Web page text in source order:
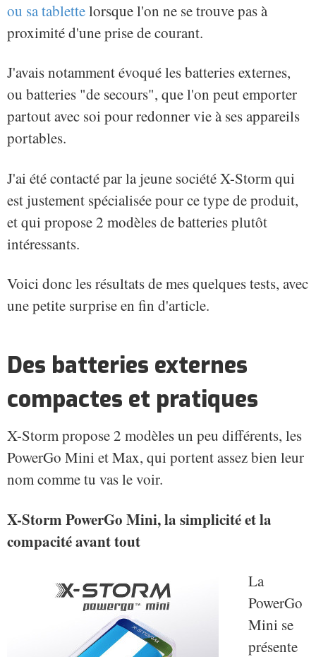
ou sa tablettelorsque l'on ne se trouve pas à
proximité d'une prise de courant.
J'avais notamment évoqué les batteries externes,
ou batteries "de secours", que l'on peut emporter
partout avec soi pour redonner vie à ses appareils
portables.
J'ai été contacté par la jeune société X-Storm qui
est justement spécialisée pour ce type de produit,
et qui propose 2 modèles de batteries plutôt
intéressants.
Voici donc les résultats de mes quelques tests, avec
une petite surprise en fin d'article.
Des batteries externes
compactes et pratiques
X-Storm propose 2 modèles un peu différents, les
PowerGo Mini et Max, qui portent assez bien leur
nom comme tu vas le voir.
X-Storm PowerGo Mini, la simplicité et la
compacité avant tout
La
PowerGo
Mini se
présente